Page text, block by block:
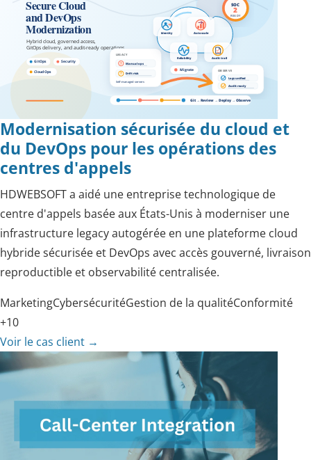
Modernisation sécurisée du cloud et
du DevOps pour les opérations des
centres d'appels
HDWEBSOFT a aidé une entreprise technologique de
centre d'appels basée aux États-Unis à moderniser une
infrastructure legacy autogérée en une plateforme cloud
hybride sécurisée et DevOps avec accès gouverné, livraison
reproductible et observabilité centralisée.
MarketingCybersécuritéGestion de la qualitéConformité
+10
Voir le cas client →